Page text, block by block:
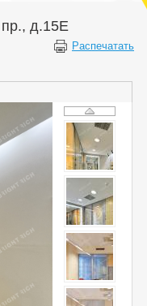
услуг
д.15Е
Распечатать